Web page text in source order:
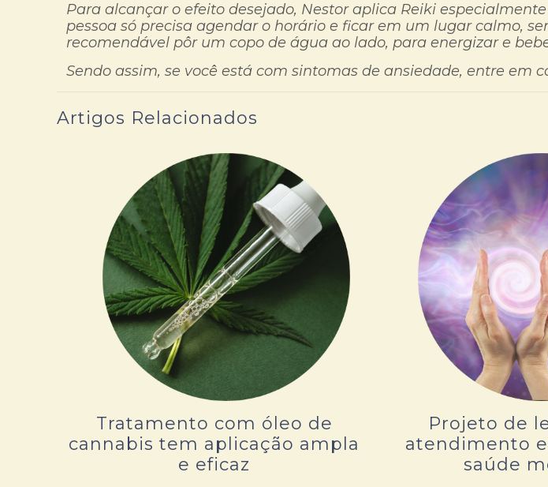
Para alcançar o efeito desejado, Nestor aplica Reiki
pessoa só precisa agendar o horário e ficar em um lugar calmo,
recomendável pôr um copo de água ao lado, para energizar e
Sendo assim, se você está com sintomas de ansiedade, entre em
Artigos Relacionados
Tratamento com óleo de
cannabis tem aplicação ampla
e eficaz
Projeto de
atendimento
saúde